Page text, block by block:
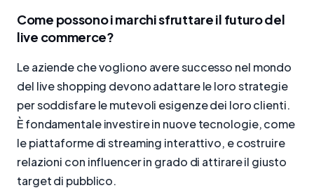
Come possono i marchi sfruttare il futuro del
live commerce?
Le aziende che vogliono avere successo nel mondo
del live shopping devono adattare le loro strategie
per soddisfare le mutevoli esigenze dei loro clienti.
È fondamentale investire in nuove tecnologie, come
le piattaforme di streaming interattivo, e costruire
relazioni con influencer in grado di attirare il giusto
target di pubblico.